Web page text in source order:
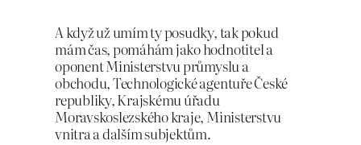
A když už umím ty posudky, tak pokud
mám čas, pomáhám jako hodnotitel a
oponent Ministerstvu průmyslu a
obchodu, Technologické agentuře České
republiky, Krajskému úřadu
Moravskoslezského kraje, Ministerstvu
vnitra a dalším subjektům.